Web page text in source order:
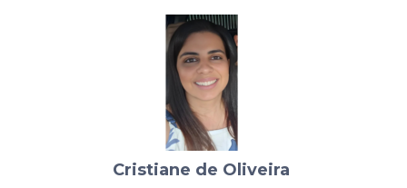
Cristiane de Oliveira